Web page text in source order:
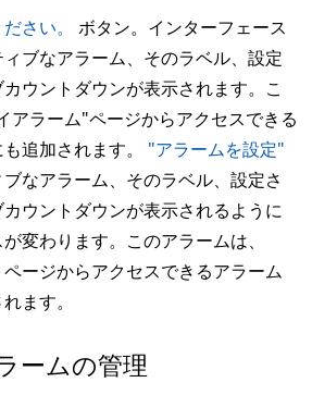
さい。
ボタン。インターフェース
ブなアラーム、そのラベル、設定
ウントダウンが表示されます。こ
アラーム"ページからアクセスできる
追加されます。 "アラームを設定"
なアラーム、そのラベル、設定さ
ウントダウンが表示されるように
変わります。このアラームは、
ページからアクセスできるアラーム
ます。
ームの管理